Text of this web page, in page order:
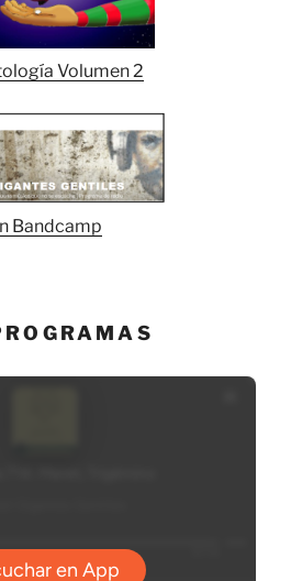
Volumen 2
Bandcamp